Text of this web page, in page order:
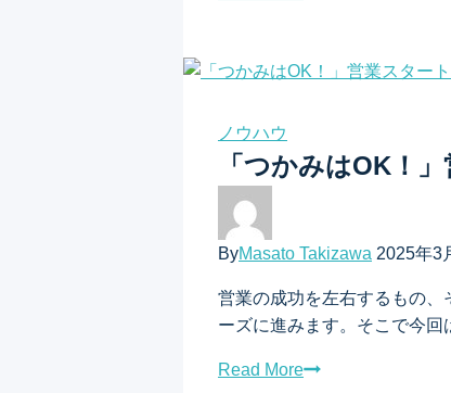
ノウハウ
「つかみはOK！
ByMasato Takizawa 2025年3
営業の成功を左右するもの
ーズに進みます。そこで今
Read More